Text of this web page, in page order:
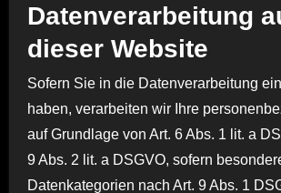
Datenverarbeitung
dieser Website
Sofern Sie in die Datenverarbeitung
haben, verarbeiten wir Ihre
auf Grundlage von Art. 6 Abs. 1 lit. a
9 Abs. 2 lit. a DSGVO, sofern
Datenkategorien nach Art. 9 Abs. 1